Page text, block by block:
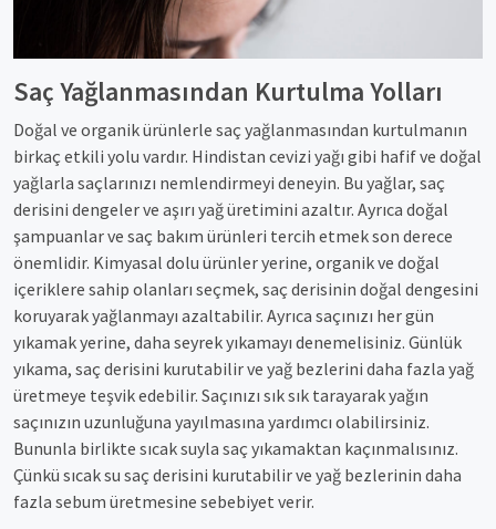
Saç Yağlanmasından Kurtulma Yolları
Doğal ve organik ürünlerle saç yağlanmasından kurtulmanın
birkaç etkili yolu vardır. Hindistan cevizi yağı gibi hafif ve doğal
yağlarla saçlarınızı nemlendirmeyi deneyin. Bu yağlar, saç
derisini dengeler ve aşırı yağ üretimini azaltır. Ayrıca doğal
şampuanlar ve saç bakım ürünleri tercih etmek son derece
önemlidir. Kimyasal dolu ürünler yerine, organik ve doğal
içeriklere sahip olanları seçmek, saç derisinin doğal dengesini
koruyarak yağlanmayı azaltabilir. Ayrıca saçınızı her gün
yıkamak yerine, daha seyrek yıkamayı denemelisiniz. Günlük
yıkama, saç derisini kurutabilir ve yağ bezlerini daha fazla yağ
üretmeye teşvik edebilir. Saçınızı sık sık tarayarak yağın
saçınızın uzunluğuna yayılmasına yardımcı olabilirsiniz.
Bununla birlikte sıcak suyla saç yıkamaktan kaçınmalısınız.
Çünkü sıcak su saç derisini kurutabilir ve yağ bezlerinin daha
fazla sebum üretmesine sebebiyet verir.